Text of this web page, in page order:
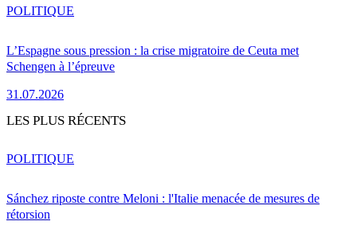
L’Espagne sous pression : la crise migratoire de Ceuta met
Schengen à l’épreuve
31.07.2026
POLITIQUE
LES PLUS RÉCENTS
Sánchez riposte contre Meloni : l'Italie menacée de mesures de
rétorsion
POLITIQUE